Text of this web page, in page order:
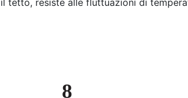
tetto, resiste alle fluttuazioni di